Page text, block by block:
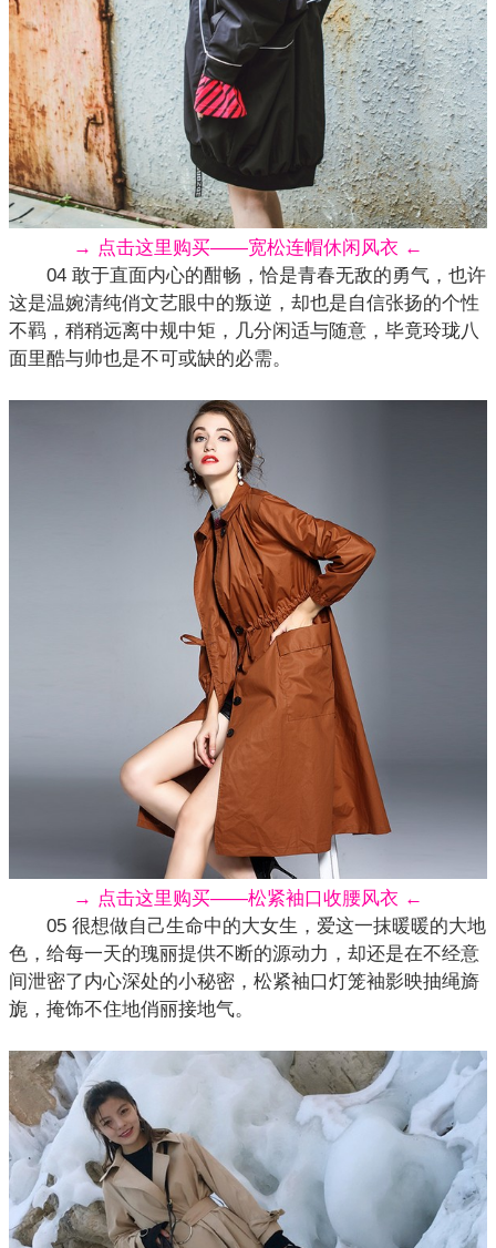
→ 点击这里购买——宽松连帽休闲风衣 ←
04 敢于直面内心的酣畅，恰是青春无敌的勇气，也许
这是温婉清纯俏文艺眼中的叛逆，却也是自信张扬的个性
不羁，稍稍远离中规中矩，几分闲适与随意，毕竟玲珑八
面里酷与帅也是不可或缺的必需。
→ 点击这里购买——松紧袖口收腰风衣 ←
05 很想做自己生命中的大女生，爱这一抹暖暖的大地
色，给每一天的瑰丽提供不断的源动力，却还是在不经意
间泄密了内心深处的小秘密，松紧袖口灯笼袖影映抽绳旖
旎，掩饰不住地俏丽接地气。